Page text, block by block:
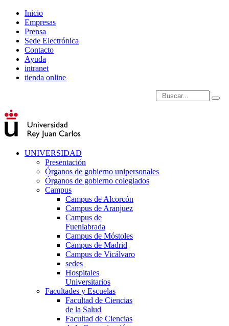
Inicio
Empresas
Prensa
Sede Electrónica
Contacto
Ayuda
intranet
tienda online
Introduce términos de
UNIVERSIDAD
Presentación
Órganos de gobierno unipersonales
Órganos de gobierno colegiados
Campus
Campus de Alcorcón
Campus de Aranjuez
Campus de
Fuenlabrada
Campus de Móstoles
Campus de Madrid
Campus de Vicálvaro
sedes
Hospitales
Universitarios
Facultades y Escuelas
Facultad de Ciencias
de la Salud
Facultad de Ciencias